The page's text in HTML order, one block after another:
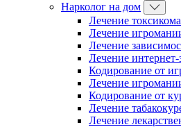
Нарколог на дом
Лечение
Лечение
Лечение
Лечение интернет-
Кодирование от
Лечение
Кодирование от
Лечение
Лечение